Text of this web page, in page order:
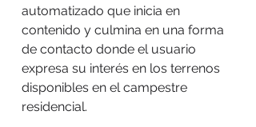
automatizado que inicia en
contenido y culmina en una forma
de contacto donde el usuario
expresa su interés en los terrenos
disponibles en el campestre
residencial.